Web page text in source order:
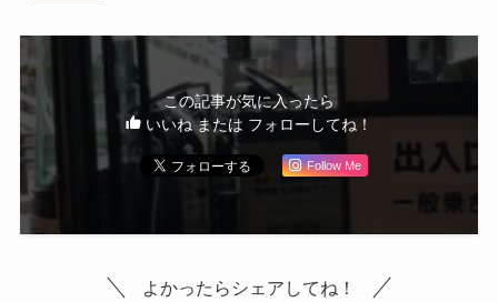
この記事が気に入ったら
いいね または フォローしてね！
Follow Me
よかったらシェアしてね！